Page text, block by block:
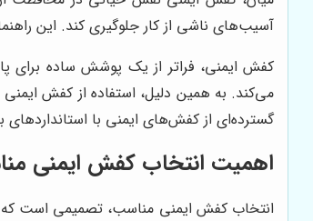
آسیب‌های ناشی از کار جلوگیری کند. این
کفش ایمنی، فراتر از یک پوشش ساده برای
می‌کند. به همین دلیل، استفاده از کفش
گسترده‌ای از کفش‌های ایمنی با
اهمیت انتخاب کفش ایمنی
انتخاب کفش ایمنی مناسب، تصمیمی است که